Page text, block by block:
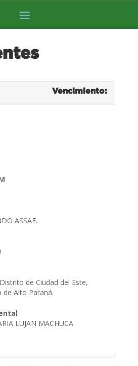
Vencimiento:
ASSAF.
de Ciudad del Este,
Alto Paraná.
LUJAN MACHUCA